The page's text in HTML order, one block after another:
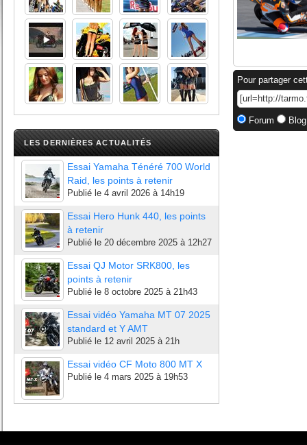
LES DERNIÈRES ACTUALITÉS
Essai Yamaha Ténéré 700 World
Raid, les points à retenir
Publié le 4 avril 2026 à 14h19
Essai Hero Hunk 440, les points
à retenir
Publié le 20 décembre 2025 à 12h27
Essai QJ Motor SRK800, les
points à retenir
Publié le 8 octobre 2025 à 21h43
Essai vidéo Yamaha MT 07 2025
standard et Y AMT
Publié le 12 avril 2025 à 21h
Essai vidéo CF Moto 800 MT X
Publié le 4 mars 2025 à 19h53
Pour partager
Forum